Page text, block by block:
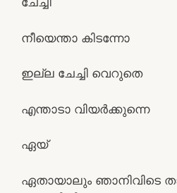
നീയെന്താ കിടന്നോ
ഇല്ല ചേച്ചി വെറുതെ
എന്താടാ വിയര്‍ക്കുന്നെ
ഏയ്‌
ഏതായാലും ഞാനിവിടെ